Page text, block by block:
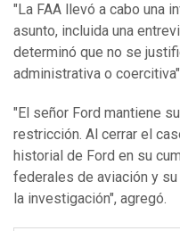
"La FAA llevó a cabo una
asunto, incluida una
determinó que no se
administrativa o
"El señor Ford mantiene
restricción. Al cerrar el
historial de Ford en su
federales de aviación y
la investigación", agregó.